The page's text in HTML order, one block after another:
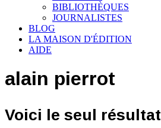
BIBLIOTHÈQUES
JOURNALISTES
BLOG
LA MAISON D'ÉDITION
AIDE
alain pierrot
Voici le seul résultat